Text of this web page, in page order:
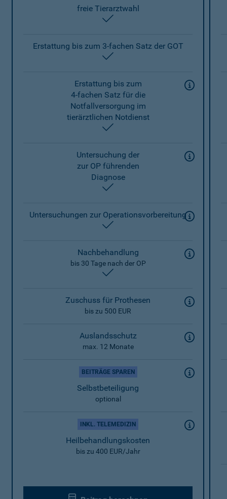
freie Tierarztwahl
Erstattung bis zum 3-fachen Satz der GOT
Erstattung bis zum
4-fachen Satz für die
Notfallversorgung im
tierärztlichen Notdienst
Untersuchung der
zur OP führenden
Diagnose
Untersuchungen zur Operationsvorbereitung
Nachbehandlung
bis 30 Tage nach der OP
Zuschuss für Prothesen
bis zu 500 EUR
Auslandsschutz
max. 12 Monate
BEITRÄGE SPAREN
Selbstbeteiligung
optional
INKL. TELEMEDIZIN
Heilbehandlungskosten
bis zu 400 EUR/Jahr